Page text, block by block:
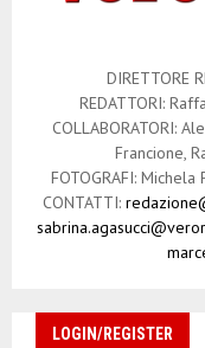
DIRETTORE
REDATTORI:
COLLABORATORI:
Francione,
FOTOGRAFI:
CONTATTI:
LOGIN/REGISTER